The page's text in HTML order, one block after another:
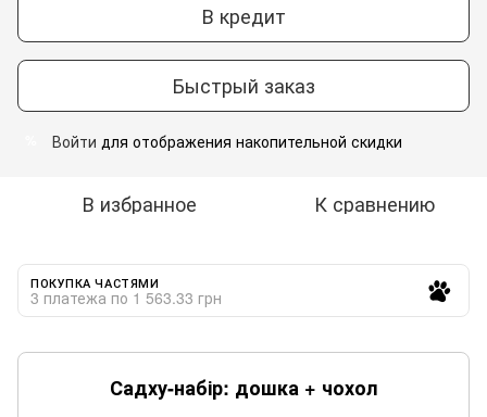
В кредит
Быстрый заказ
Войти для отображения накопительной скидки
В избранное К сравнению
ПОКУПКА ЧАСТЯМИ
3 платежа по 1 563.33 грн
Садху-набір: дошка + чохол